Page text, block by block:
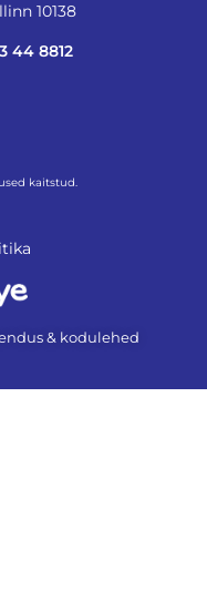
10138
44 8812
kaitstud.
& kodulehed